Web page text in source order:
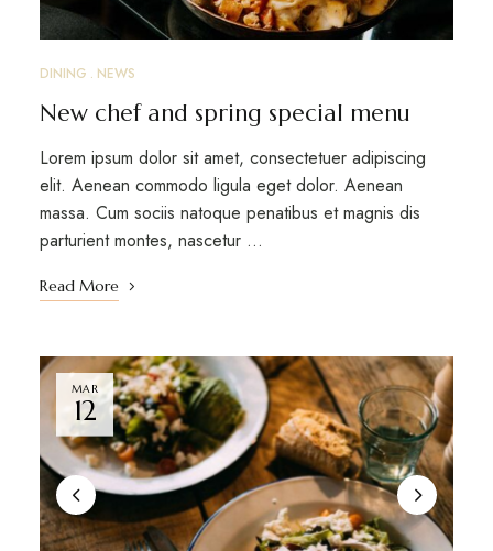
DINING NEWS
New chef and spring special menu
Lorem ipsum dolor sit amet, consectetuer adipiscing
elit. Aenean commodo ligula eget dolor. Aenean
massa. Cum sociis natoque penatibus et magnis dis
parturient montes, nascetur …
Read More
MAR
12